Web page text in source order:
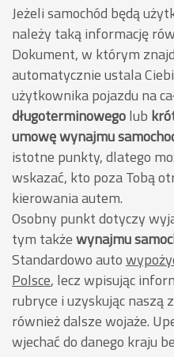
Jeżeli samochód będą
należy taką informację
Dokument, w którym
automatycznie ustala
użytkownika pojazdu na
długoterminowegolub
umowę wynajmu
istotne punkty, dlatego
wskazać, kto poza Tobą
kierowania autem.
Osobny punkt dotyczy
tym takżewynajmu
Standardowo auto
Polsce, lecz wpisując
rubryce i uzyskując naszą
również dalsze wojaże.
wjechać do danego kraju